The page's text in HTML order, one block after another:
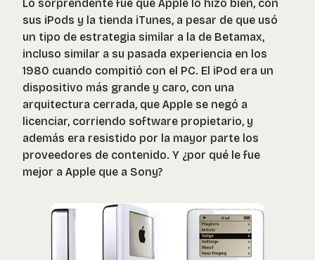
Lo sorprendente fue que Apple lo hizo bien, con
sus iPods y la tienda iTunes, a pesar de que usó
un tipo de estrategia similar a la de Betamax,
incluso similar a su pasada experiencia en los
1980 cuando compitió con el PC. El iPod era un
dispositivo más grande y caro, con una
arquitectura cerrada, que Apple se negó a
licenciar, corriendo software propietario, y
además era resistido por la mayor parte los
proveedores de contenido. Y ¿por qué le fue
mejor a Apple que a Sony?